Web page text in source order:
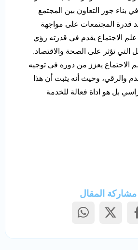
بناء جور التعاون بين المجتمع
قدرة المجتمعات على مواجهة
علم الاجتماع يقدم في قدرته رؤي
التي تؤثر على الصحة والاقتصاد.
الاجتماع يعزز من دوره في توجيه
والرقي، وحيث أنه يثبت أن هذا
بل هو اداة فعالة للخدمة
مشاركة المقال